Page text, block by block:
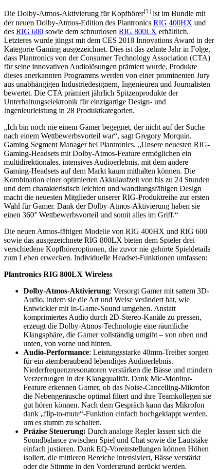
Die Dolby-Atmos-Aktivierung für Kopfhörer[1] ist im Bundle mit
der neuen Dolby-Atmos-Edition des Plantronics RIG 400HX und
des RIG 600 sowie dem schnurlosen RIG 800LX erhältlich.
Letzteres wurde jüngst mit dem CES 2018 Innovations Award in der
Kategorie Gaming ausgezeichnet. Dies ist das zehnte Jahr in Folge,
dass Plantronics von der Consumer Technology Association (CTA)
für seine innovativen Audiolösungen prämiert wurde. Produkte
dieses anerkannten Programms werden von einer prominenten Jury
aus unabhängigen Industriedesignern, Ingenieuren und Journalisten
bewertet. Die CTA prämiert jährlich Spitzenprodukte der
Unterhaltungselektronik für einzigartige Design- und
Ingenieurleistung in 28 Produktkategorien.
„Ich bin noch nie einem Gamer begegnet, der nicht auf der Suche
nach einem Wettbewerbsvorteil war“, sagt Gregory Morquin,
Gaming Segment Manager bei Plantronics. „Unsere neuesten RIG-
Gaming-Headsets mit Dolby-Atmos-Feature ermöglichen ein
multidirektionales, intensives Audioerlebnis, mit dem andere
Gaming-Headsets auf dem Markt kaum mithalten können. Die
Kombination einer optimierten Akkulaufzeit von bis zu 24 Stunden
und dem charakteristisch leichten und wandlungsfähigen Design
macht die neuesten Mitglieder unserer RIG-Produktreihe zur ersten
Wahl für Gamer. Dank der Dolby-Atmos-Aktivierung haben sie
einen 360° Wettbewerbsvorteil und somit alles im Griff.“
Die neuen Atmos-fähigen Modelle von RIG 400HX und RIG 600
sowie das ausgezeichnete RIG 800LX bieten dem Spieler drei
verschiedene Kopfhöreroptionen, die zuvor nie gehörte Spieldetails
zum Leben erwecken. Individuelle Headset-Funktionen umfassen:
Plantronics RIG 800LX Wireless
Dolby-Atmos-Aktivierung: Versorgt Gamer mit sattem 3D-
Audio, indem sie die Art und Weise verändert hat, wie
Entwickler mit In-Game-Sound umgehen. Anstatt
komprimiertes Audio durch 2D-Stereo-Kanäle zu pressen,
erzeugt die Dolby-Atmos-Technologie eine räumliche
Klangsphäre, die Gamer vollständig umgibt – von oben und
unten, von vorne und hinten.
Audio-Performance: Leistungsstarke 40mm-Treiber sorgen
für ein atemberaubend lebendiges Audioerlebnis.
Niederfrequenzresonatoren verstärken die Bässe und mindern
Verzerrungen in der Klangqualität. Dank Mic-Monitor-
Feature erkennen Gamer, ob das Noise-Cancelling-Mikrofon
die Nebengeräusche optimal filtert und ihre Teamkollegen sie
gut hören können. Nach dem Gespräch kann das Mikrofon
dank „flip-to-mute“-Funktion einfach hochgeklappt werden,
um es stumm zu schalten.
Präzise Steuerung: Durch analoge Regler lassen sich die
Soundbalance zwischen Spiel und Chat sowie die Lautstäke
einfach justieren. Dank EQ-Voreinstellungen können Höhen
isoliert, die mittleren Bereiche intensiviert, Bässe verstärkt
oder die Stimme in den Vordergrund gerückt werden.